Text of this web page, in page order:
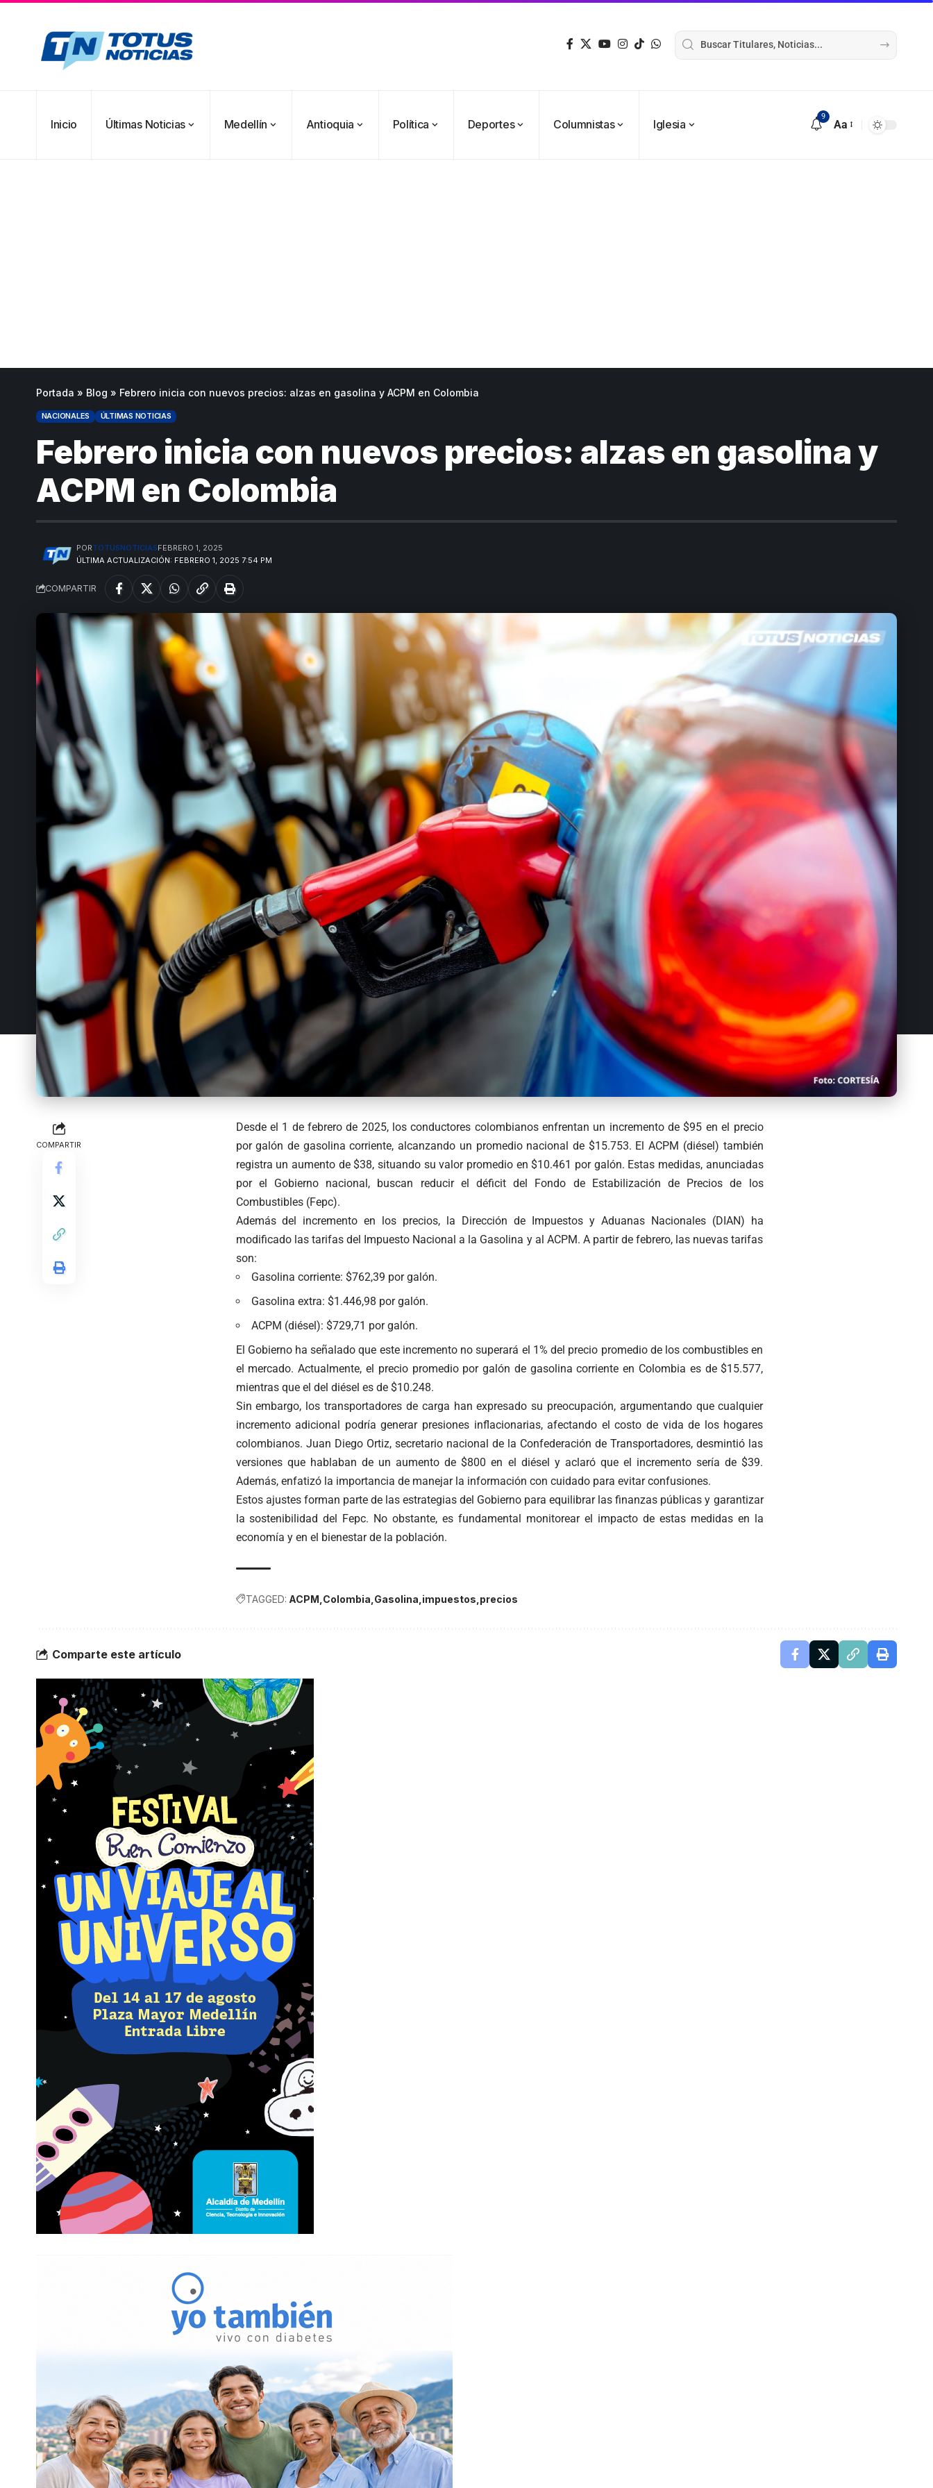
Inicio Últimas Noticias Medellín Antioquia Política Deportes Columnistas Iglesia
9
Aa
Portada » Blog » Febrero inicia con nuevos precios: alzas en gasolina y ACPM en Colombia
NACIONALES ÚLTIMAS NOTICIAS
Febrero inicia con nuevos precios: alzas en gasolina y
ACPM en Colombia
ÚLTIMA ACTUALIZACIÓN: FEBRERO 1, 2025 7:54 PM
PORTOTUSNOTICIASFEBRERO 1, 2025
COMPARTIR
COMPARTIR
Desde el 1 de febrero de 2025, los conductores colombianos enfrentan un incremento de $95 en el precio
por galón de gasolina corriente, alcanzando un promedio nacional de $15.753. El ACPM (diésel) también
registra un aumento de $38, situando su valor promedio en $10.461 por galón. Estas medidas, anunciadas
por el Gobierno nacional, buscan reducir el déficit del Fondo de Estabilización de Precios de los
Combustibles (Fepc).
Además del incremento en los precios, la Dirección de Impuestos y Aduanas Nacionales (DIAN) ha
modificado las tarifas del Impuesto Nacional a la Gasolina y al ACPM. A partir de febrero, las nuevas tarifas
son:
Gasolina corriente: $762,39 por galón.
Gasolina extra: $1.446,98 por galón.
ACPM (diésel): $729,71 por galón.
El Gobierno ha señalado que este incremento no superará el 1% del precio promedio de los combustibles en
el mercado. Actualmente, el precio promedio por galón de gasolina corriente en Colombia es de $15.577,
mientras que el del diésel es de $10.248.
Sin embargo, los transportadores de carga han expresado su preocupación, argumentando que cualquier
incremento adicional podría generar presiones inflacionarias, afectando el costo de vida de los hogares
colombianos. Juan Diego Ortiz, secretario nacional de la Confederación de Transportadores, desmintió las
versiones que hablaban de un aumento de $800 en el diésel y aclaró que el incremento sería de $39.
Además, enfatizó la importancia de manejar la información con cuidado para evitar confusiones.
Estos ajustes forman parte de las estrategias del Gobierno para equilibrar las finanzas públicas y garantizar
la sostenibilidad del Fepc. No obstante, es fundamental monitorear el impacto de estas medidas en la
economía y en el bienestar de la población.
TAGGED: ACPM Colombia Gasolina impuestos precios
Comparte este artículo